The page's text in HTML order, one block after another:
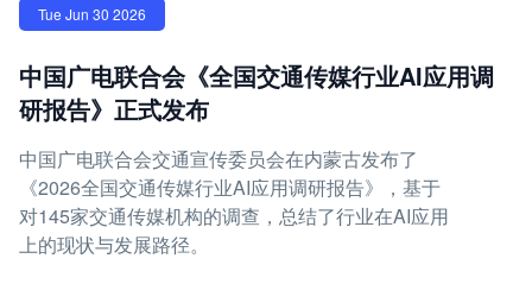
Tue Jun 30 2026
中国广电联合会《全国交通传媒行业AI应用调
研报告》正式发布
中国广电联合会交通宣传委员会在内蒙古发布了
《2026全国交通传媒行业AI应用调研报告》，基于
对145家交通传媒机构的调查，总结了行业在AI应用
上的现状与发展路径。